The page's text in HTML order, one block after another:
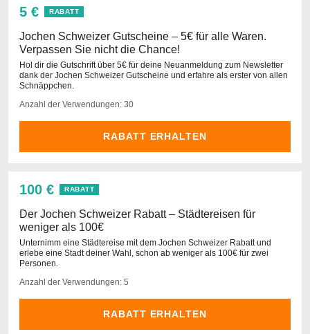
5 € RABATT
Jochen Schweizer Gutscheine – 5€ für alle Waren.
Verpassen Sie nicht die Chance!
Hol dir die Gutschrift über 5€ für deine Neuanmeldung zum Newsletter
dank der Jochen Schweizer Gutscheine und erfahre als erster von allen
Schnäppchen.
Anzahl der Verwendungen: 30
RABATT ERHALTEN
100 € RABATT
Der Jochen Schweizer Rabatt – Städtereisen für
weniger als 100€
Unternimm eine Städtereise mit dem Jochen Schweizer Rabatt und
erlebe eine Stadt deiner Wahl, schon ab weniger als 100€ für zwei
Personen.
Anzahl der Verwendungen: 5
RABATT ERHALTEN